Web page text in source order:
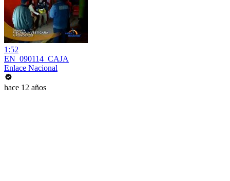
1:52
EN_090114_CAJA
Enlace Nacional
hace 12 años